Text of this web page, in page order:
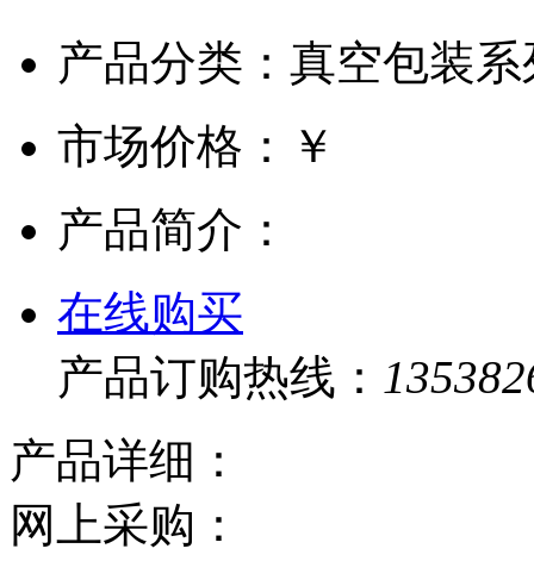
产品分类：真空包装系
市场价格：
￥
产品简介：
在线购买
产品订购热线：
产品详细：
网上采购：